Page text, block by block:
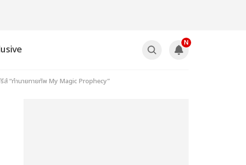
N
ส์ “ทำนายทายทัพ My Magic Prophecy”